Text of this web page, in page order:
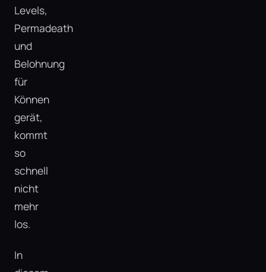
Levels,
Permadeath
und
Belohnung
für
Können
gerät,
kommt
so
schnell
nicht
mehr
los.
In